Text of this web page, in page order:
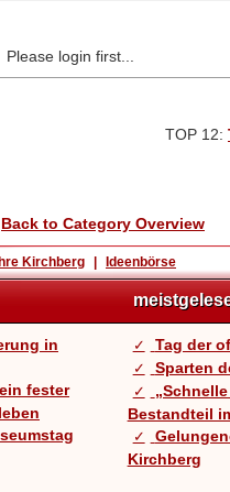
Please login first...
TOP 12:
Back to Category Overview
Kirchberg | Ideenbörse
in
fester
Tag der
Sparten
Bestandteil
Kirchberg